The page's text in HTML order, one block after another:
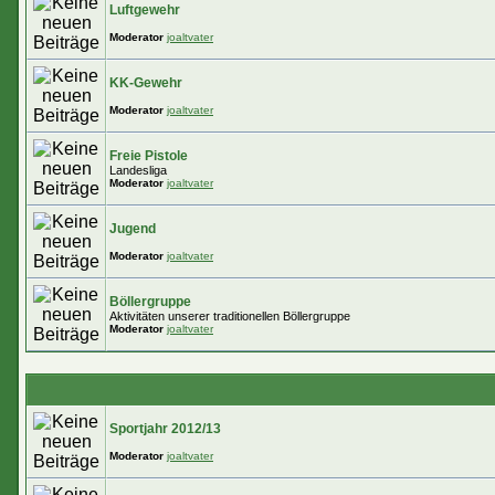
Luftgewehr
Moderator joaltvater
KK-Gewehr
Moderator joaltvater
Freie Pistole
Landesliga
Moderator joaltvater
Jugend
Moderator joaltvater
Böllergruppe
Aktivitäten unserer traditionellen Böllergruppe
Moderator joaltvater
Sportjahr 2012/13
Moderator joaltvater